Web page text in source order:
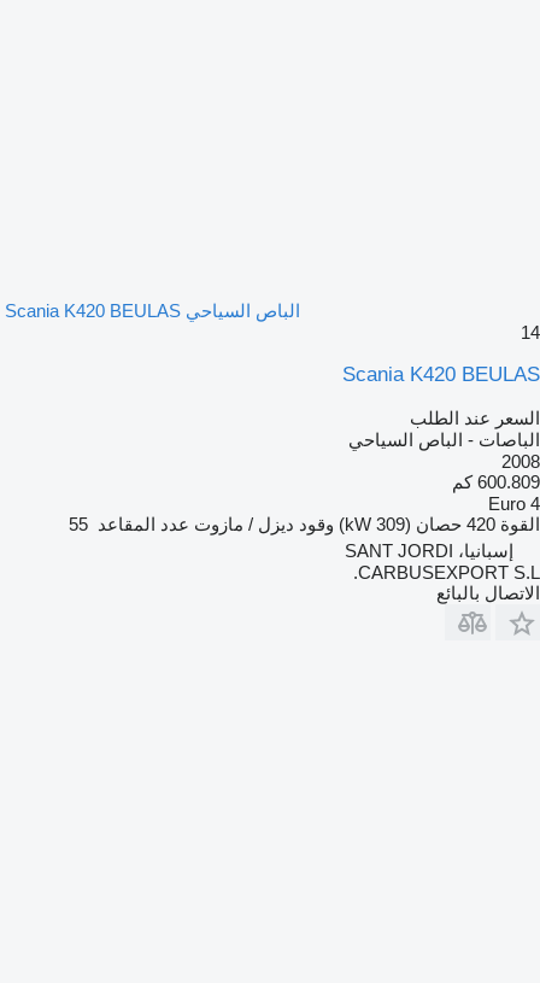
الباص السياحي Scania K420 BEULAS
14
Scania K420 BEULAS
السعر عند الطلب
الباصات - الباص السياحي
2008
600.809 كم
Euro 4
القوة 420 حصان (309 kW) وقود ديزل / مازوت عدد المقاعد 55
إسبانيا، SANT JORDI
CARBUSEXPORT S.L.
الاتصال بالبائع